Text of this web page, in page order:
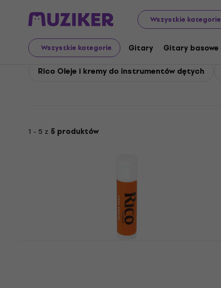
Wszystkie kategorie
Wszystkie kategorie Gitary Gitary basowe
Rico Rico Akcesoria
Rico Akcesoria
Rico Oleje i kremy do instrumentów dętych
1 - 5 z 5 produktów